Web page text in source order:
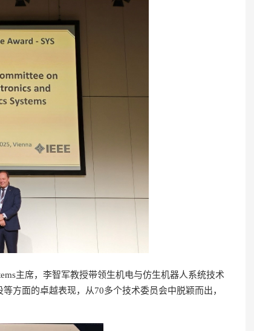
主席，李智军教授带领生机电与仿生机器人系统技术
方面的卓越表现，从70多个技术委员会中脱颖而出，